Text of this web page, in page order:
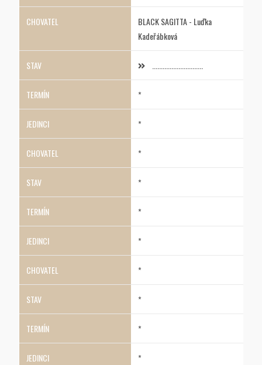
BLACK SAGITTA - Luďka
Kadeřábková
*
*
*
*
*
*
*
*
*
*